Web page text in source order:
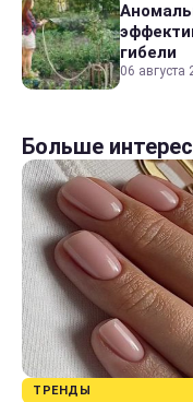
гибели
06 августа
Больше
ТРЕНДЫ